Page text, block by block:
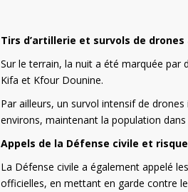
Tirs d’artillerie et survols de drones
Sur le terrain, la nuit a été marquée par
Kifa et Kfour Dounine.
Par ailleurs, un survol intensif de
environs, maintenant la population
Appels de la Défense civile et
La Défense civile a également appelé
officielles, en mettant en garde contre